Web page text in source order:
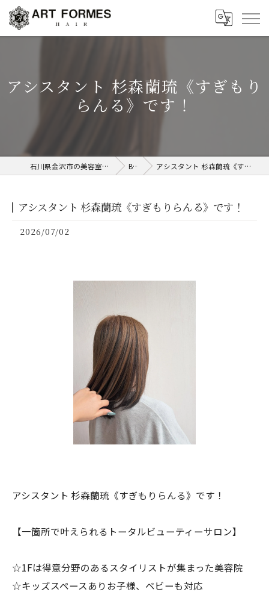
アシスタント 杉森蘭琉《すぎもり
らんる》です！
石川県金沢市の美容室ならART FORMES Blog アシスタント 杉森蘭琉《すぎもりらんる》です！
アシスタント 杉森蘭琉《すぎもりらんる》です！
2026/07/02
アシスタント 杉森蘭琉《すぎもりらんる》です！
【一箇所で叶えられるトータルビューティーサロン】
☆1Fは得意分野のあるスタイリストが集まった美容院
☆キッズスペースありお子様、ベビーも対応